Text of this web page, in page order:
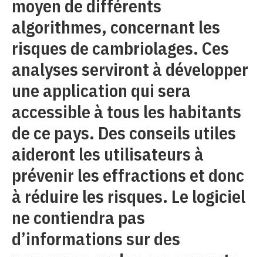
moyen de différents
algorithmes, concernant les
risques de cambriolages. Ces
analyses serviront à développer
une application qui sera
accessible à tous les habitants
de ce pays. Des conseils utiles
aideront les utilisateurs à
prévenir les effractions et donc
à réduire les risques. Le logiciel
ne contiendra pas
d’informations sur des